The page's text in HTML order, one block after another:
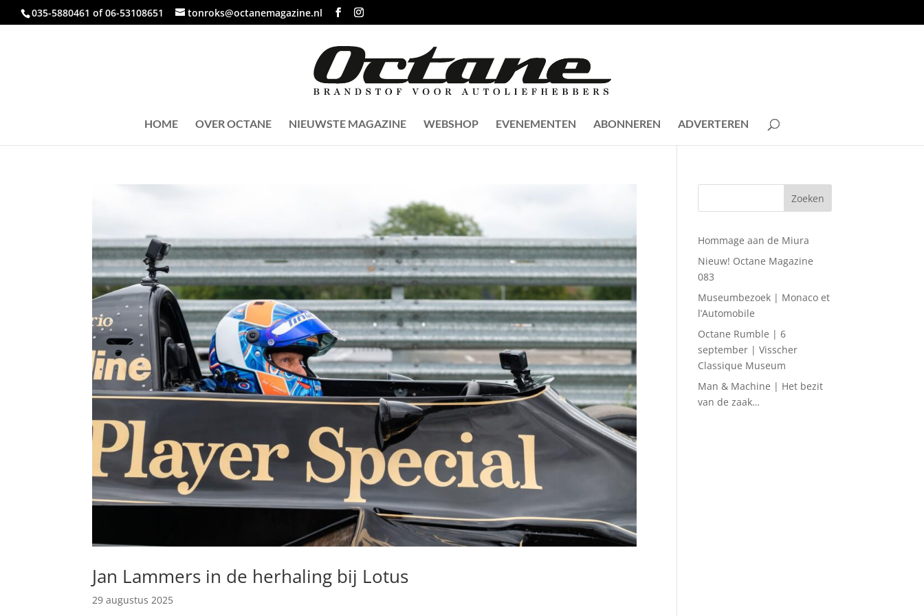
035-5880461 of 06-53108651 tonroks@octanemagazine.nl
HOME OVER OCTANE NIEUWSTE MAGAZINE WEBSHOP EVENEMENTEN ABONNEREN ADVERTEREN
Jan Lammers in de herhaling bij Lotus
29 augustus 2025
Hommage aan de Miura
Nieuw! Octane Magazine
083
Museumbezoek | Monaco et
l’Automobile
Octane Rumble | 6
september | Visscher
Classique Museum
Man & Machine | Het bezit
van de zaak…